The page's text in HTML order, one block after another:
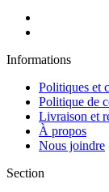
Informations
Politiques et
Politique de
Livraison et
À propos
Nous joindre
Section